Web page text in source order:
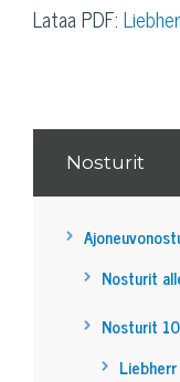
Lataa PDF:
Nosturit
Nosturit
Nosturit